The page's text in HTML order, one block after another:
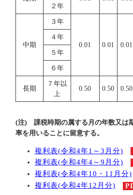
２年
中期
３年
0.01 0.01 0.01
４年
５年
６年
長期
７年以
上
0.50 0.50 0.50
(注) 課税時期の属する月の年数又は
率を用いることに留意する。
複利表(令和4年1～3月分)
複利表(令和4年4～9月分)
複利表(令和4年10・11月分)
複利表(令和4年12月分)